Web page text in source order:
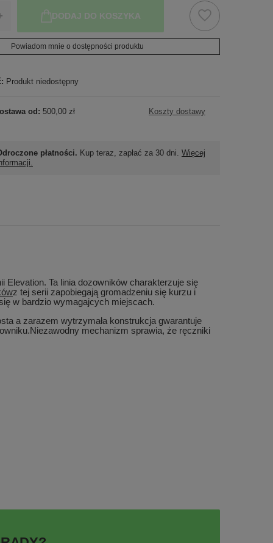
DODAJ DO KOSZYKA
Powiadom mnie o dostępności produktu
Produkt niedostępny
od: 500,00 zł Koszty dostawy
płatności. Kup teraz, zapłać za 30 dni. Więcej
Elevation. Ta linia dozowników charakterzuje się
z tej serii zapobiegają gromadzeniu się kurzu i
w bardzio wymagajcych miejscach.
a zarazem wytrzymała konstrukcja gwarantuje
mechanizm sprawia, że ręczniki